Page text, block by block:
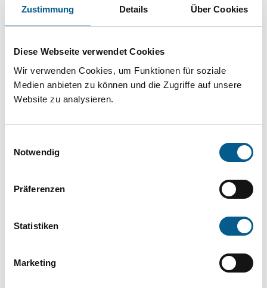
Zustimmung Details Über Cookies
Diese Webseite verwendet Cookies
Wir verwenden Cookies, um Funktionen für soziale
Medien anbieten zu können und die Zugriffe auf unsere
Website zu analysieren.
Notwendig
Präferenzen
Statistiken
Marketing
Sie suchen finanzielle Unterstützung für ein
Projekt oder ein Vorhaben? Hier können Sie
direkt über unsere Fördermitteldatenbank und
Stiftungsdatenbank recherchieren. Bei der
Suche bitte die Groß- und Kleinschreibung
beachten.
können durch die Wahl von Bereichen oder